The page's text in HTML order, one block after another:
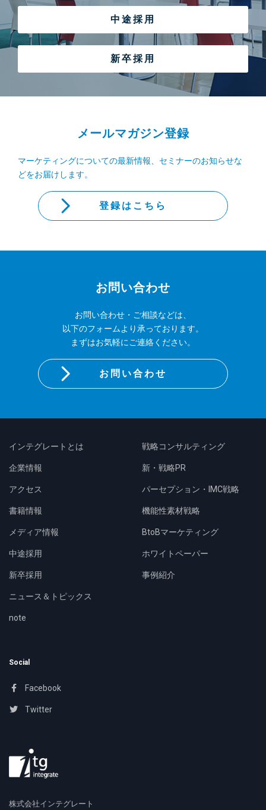
中途採用
新卒採用
メールマガジン登録
マーケティングについての最新情報、セミナーのお知らせな
どをお届けします。
登録はこちら
お問い合わせ
お問い合わせ・ご相談などは、
以下のフォームより承っております。
まずはお気軽にご連絡ください。
お問い合わせ
インテグレートとは
企業情報
アクセス
書籍情報
メディア情報
中途採用
新卒採用
ニュース＆トピックス
note
戦略コンサルティング
新・戦略PR
パーセプション・IMC戦略
機能性素材戦略
BtoBマーケティング
ホワイトペーパー
事例紹介
Social
Facebook
Twitter
株式会社インテグレート